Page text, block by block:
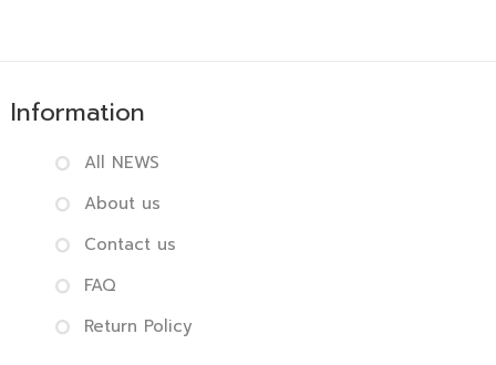
Information
All NEWS
About us
Contact us
FAQ
Return Policy